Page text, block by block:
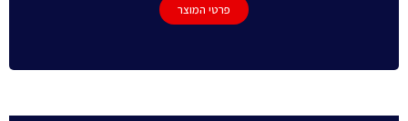
פרטי המוצר